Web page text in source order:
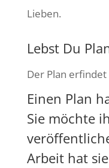
Lieben.
Lebst Du
Der Plan
Einen Plan
Sie möchte
Arbeit hat